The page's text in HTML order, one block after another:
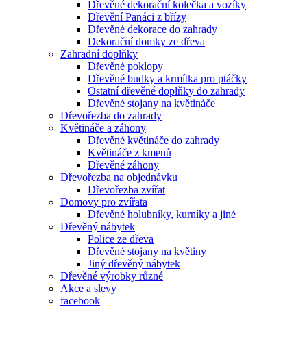
Dřevěné dekorační kolečka a vozíky
Dřevění Panáci z břízy
Dřevěné dekorace do zahrady
Dekorační domky ze dřeva
Zahradní doplňky
Dřevěné poklopy
Dřevěné budky a krmítka pro ptáčky
Ostatní dřevěné doplňky do zahrady
Dřevěné stojany na květináče
Dřevořezba do zahrady
Květináče a záhony
Dřevěné květináče do zahrady
Květináče z kmenů
Dřevěné záhony
Dřevořezba na objednávku
Dřevořezba zvířat
Domovy pro zvířata
Dřevěné holubníky, kurníky a jiné
Dřevěný nábytek
Police ze dřeva
Dřevěné stojany na květiny
Jiný dřevěný nábytek
Dřevěné výrobky různé
Akce a slevy
facebook